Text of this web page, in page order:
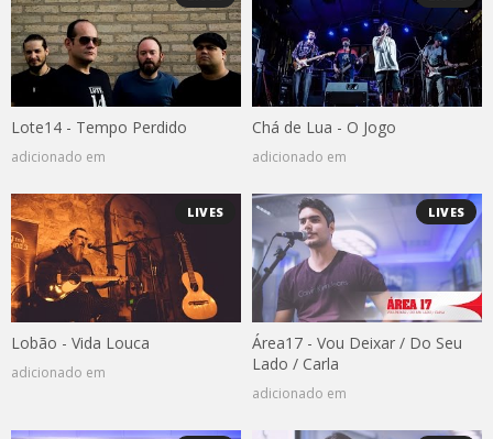
Lote14 - Tempo Perdido
adicionado em
Chá de Lua - O Jogo
adicionado em
LIVES
Lobão - Vida Louca
adicionado em
LIVES
Área17 - Vou Deixar / Do Seu
Lado / Carla
adicionado em